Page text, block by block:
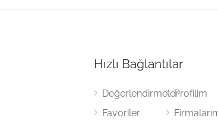
Hızlı Bağlantılar
Değerlendirmeler
Favoriler
Profilim